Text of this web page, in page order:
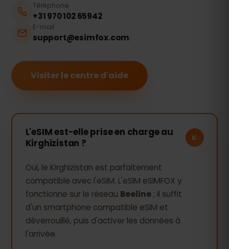
Téléphone
+31 970 102 65942
E-mail
support@esimfox.com
Visiter le centre d'aide
L'eSIM est-elle prise en charge au
Kirghizistan ?
Oui, le Kirghizistan est parfaitement
compatible avec l'eSIM. L'eSIM eSIMFOX y
fonctionne sur le réseau Beeline; il suffit
d'un smartphone compatible eSIM et
déverrouillé, puis d'activer les données à
l'arrivée.